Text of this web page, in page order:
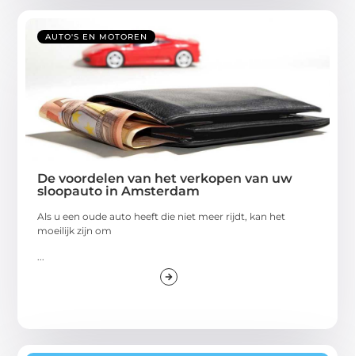
AUTO'S EN MOTOREN
De voordelen van het verkopen van uw
sloopauto in Amsterdam
Als u een oude auto heeft die niet meer rijdt, kan het
moeilijk zijn om